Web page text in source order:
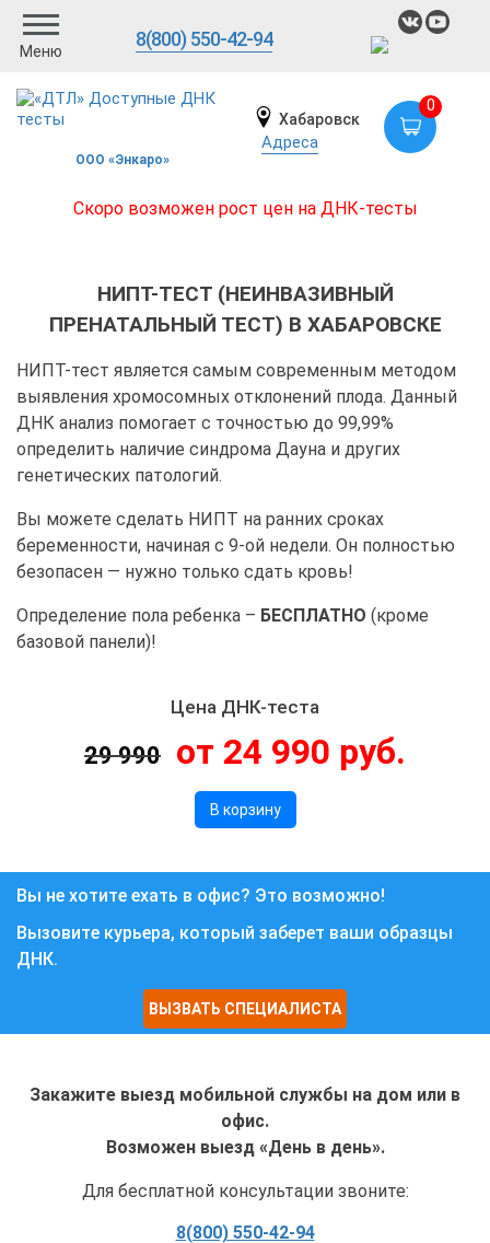
Меню
8(800) 550-42-94
ООО «Энкаро»
Хабаровск
Адреса
0
Скоро возможен рост цен на ДНК-тесты
НИПТ-ТЕСТ (НЕИНВАЗИВНЫЙ
ПРЕНАТАЛЬНЫЙ ТЕСТ) В ХАБАРОВСКЕ
НИПТ-тест является самым современным методом
выявления хромосомных отклонений плода. Данный
ДНК анализ помогает с точностью до 99,99%
определить наличие синдрома Дауна и других
генетических патологий.
Вы можете сделать НИПТ на ранних сроках
беременности, начиная с 9-ой недели. Он полностью
безопасен — нужно только сдать кровь!
Определение пола ребенка – БЕСПЛАТНО (кроме
базовой панели)!
Цена ДНК-теста
29 990 от 24 990 руб.
В корзину
Вы не хотите ехать в офис? Это возможно!
Вызовите курьера, который заберет ваши образцы
ДНК.
ВЫЗВАТЬ СПЕЦИАЛИСТА
Закажите выезд мобильной службы на дом или в
офис.
Возможен выезд «День в день».
Для бесплатной консультации звоните:
8(800) 550-42-94